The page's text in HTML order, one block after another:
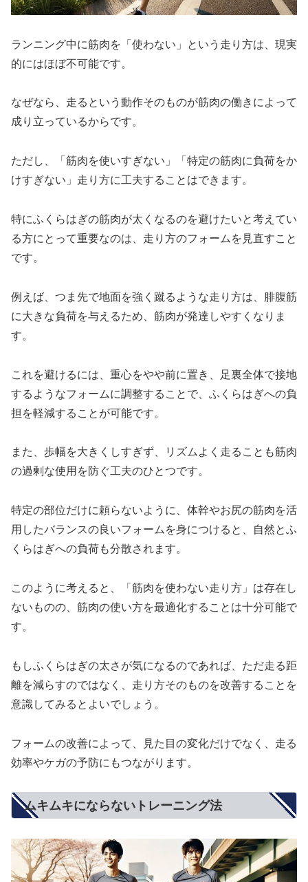
ランニング中に筋肉を「使わない」という走り方は、現実
的にはほぼ不可能です。
なぜなら、走るという動作そのものが筋肉の働きによって
成り立っているからです。
ただし、「筋肉を使いすぎない」「特定の筋肉に負荷をか
けすぎない」走り方に工夫することはできます。
特にふくらはぎの筋肉が太くなるのを避けたいと考えてい
る方にとって重要なのは、走り方のフォームを見直すこと
です。
例えば、つま先で地面を強く蹴るような走り方は、腓腹筋
に大きな負荷を与えるため、筋肉が発達しやすくなりま
す。
これを避けるには、重心をやや前に置き、足裏全体で接地
するようなフォームに調整することで、ふくらはぎへの負
担を軽減することが可能です。
また、歩幅を大きくしすぎず、リズムよく走ることも筋肉
の過剰な使用を防ぐ工夫のひとつです。
特定の部位だけに頼らないように、体幹やお尻の筋肉を活
用したバランスの良いフォームを身につけると、自然とふ
くらはぎへの負荷も分散されます。
このように考えると、「筋肉を使わない走り方」は存在し
ないものの、筋肉の使い方を最適化することは十分可能で
す。
もしふくらはぎの太さが気になるのであれば、ただ走る距
離を減らすのではなく、走り方そのものを改善することを
意識してみるとよいでしょう。
フォームの改善によって、見た目の変化だけでなく、走る
効率やケガの予防にもつながります。
ムキムキにならないトレーニング法